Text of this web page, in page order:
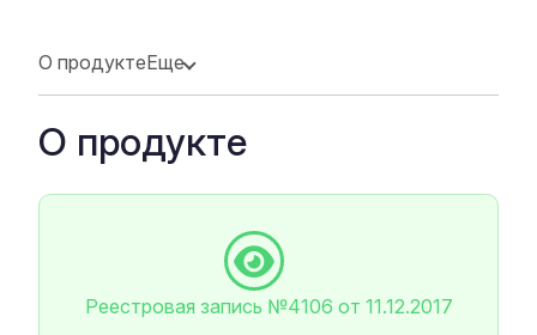
О продуктеЕще
О продукте
Реестровая запись №4106 от 11.12.2017